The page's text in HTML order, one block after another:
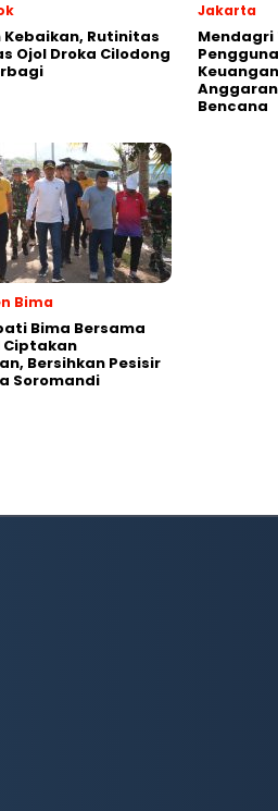
Rutinitas
Ojol Droka Cilodong
Jakarta
Mendagri
Bencana
Bima
Bima Bersama
Ciptakan
Bersihkan Pesisir
Soromandi